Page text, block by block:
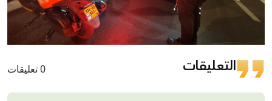
التعليقات 0 تعليقات